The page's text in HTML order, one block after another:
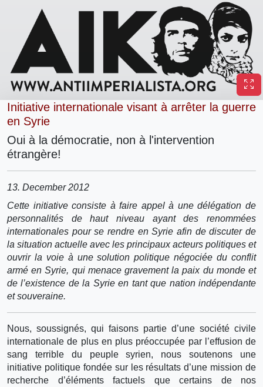
Initiative internationale visant à arrêter la guerre
en Syrie
Oui à la démocratie, non à l'intervention
étrangère!
13. December 2012
Cette initiative consiste à faire appel à une délégation de
personnalités de haut niveau ayant des renommées
internationales pour se rendre en Syrie afin de discuter de
la situation actuelle avec les principaux acteurs politiques et
ouvrir la voie à une solution politique négociée du conflit
armé en Syrie, qui menace gravement la paix du monde et
de l’existence de la Syrie en tant que nation indépendante
et souveraine.
Nous, soussignés, qui faisons partie d’une société civile
internationale de plus en plus préoccupée par l’effusion de
sang terrible du peuple syrien, nous soutenons une
initiative politique fondée sur les résultats d’une mission de
recherche d’éléments factuels que certains de nos